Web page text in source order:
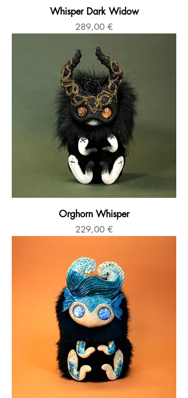
Whisper Dark Widow
Prix
289,00 €
Orghorn Whisper
Prix
229,00 €